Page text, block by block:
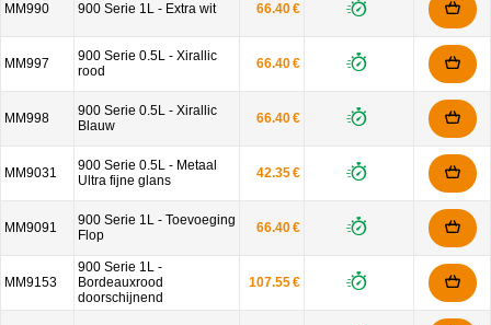
MM990 900 Serie 1L - Extra wit 66.40 €
MM997
900 Serie 0.5L - Xirallic
rood
66.40 €
MM998
900 Serie 0.5L - Xirallic
Blauw
66.40 €
MM9031
900 Serie 0.5L - Metaal
Ultra fijne glans
42.35 €
MM9091
900 Serie 1L - Toevoeging
Flop
66.40 €
MM9153
900 Serie 1L -
Bordeauxrood
doorschijnend
107.55 €